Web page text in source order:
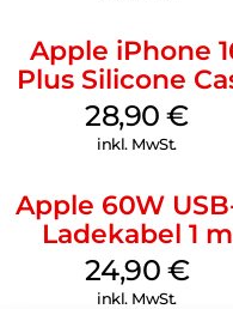
Apple iPhone
Plus Silicone
MagSafe Black
28,90€
inkl. MwSt.
Apple 60W
Ladekabel 1 m
Weiß
24,90 €
inkl. MwSt.